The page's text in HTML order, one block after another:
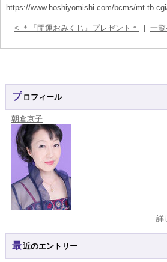
https://www.hoshiyomishi.com/bcms/mt-
< ＊『開運おみくじ』プレゼント＊ | 一
プロフィール
朝倉京子
詳
最近のエントリー